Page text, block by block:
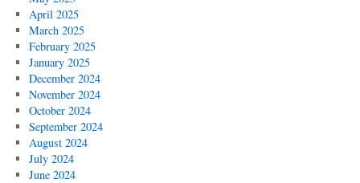
April 2025
March 2025
February 2025
January 2025
December 2024
November 2024
October 2024
September 2024
August 2024
July 2024
June 2024